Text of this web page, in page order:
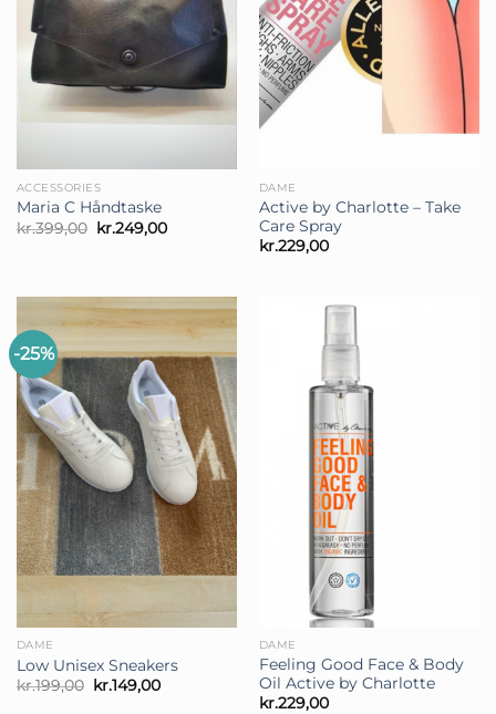
ACCESSORIES
Maria C Håndtaske
kr.399,00 Den
oprindelige
kr.249,00Den
DAME
Active by Charlotte – Take
Care Spray
kr.229,00
-25%
DAME
Low Unisex Sneakers
kr.199,00 Den
oprindelige
kr.149,00Den
DAME
Feeling Good Face & Body
Oil Active by Charlotte
kr.229,00